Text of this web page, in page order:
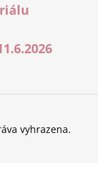
vyhrazena.